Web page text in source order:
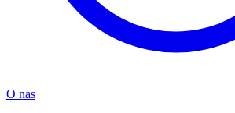
O nas